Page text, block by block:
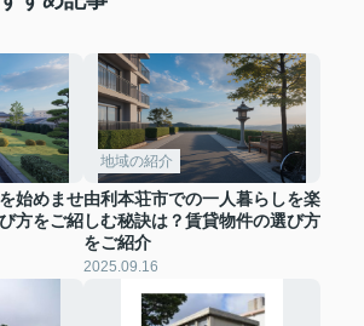
始めませ
方をご紹
地域の紹介
由利本荘市での一人暮らしを楽
しむ秘訣は？賃貸物件の選び方
をご紹介
2025.09.16